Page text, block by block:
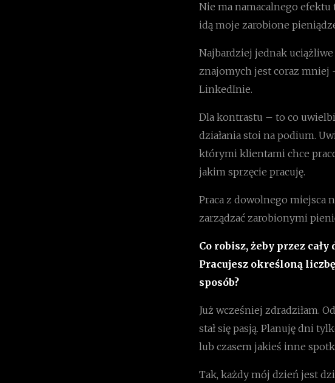
Nie ma namacalnego efektu
idą moje zarobione
Najbardziej jednak
znajomych jest coraz mniej
LinkedInie.
Dla kontrastu – to co
działania stoi na podium.
którymi klientami chce
jakim sprzęcie pracuję.
Praca z dowolnego miejsca
zarządzać zarobionymi
Co robisz, żeby przez
Pracujesz określoną
sposób?
Już wcześniej zdradziłam.
stał się pasją. Planuję dni
lub czasem jakieś inne
Tak, każdy mój dzień jest